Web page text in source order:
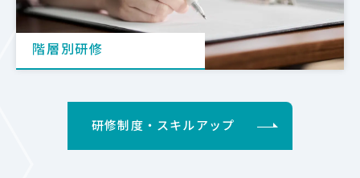
階層別研修
研修制度・スキルアップ